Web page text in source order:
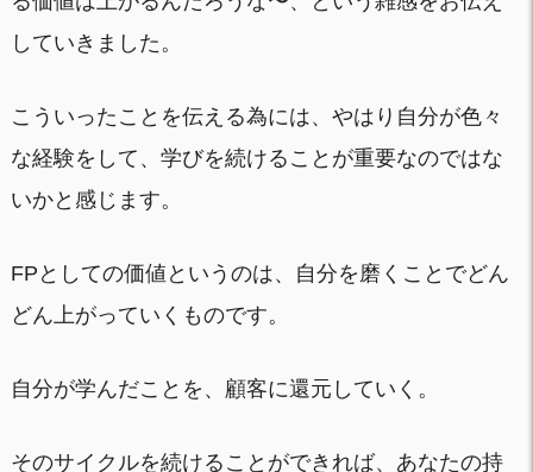
していきました。
こういったことを伝える為には、やはり自分が色々
な経験をして、学びを続けることが重要なのではな
いかと感じます。
FPとしての価値というのは、自分を磨くことでどん
どん上がっていくものです。
自分が学んだことを、顧客に還元していく。
そのサイクルを続けることができれば、あなたの持